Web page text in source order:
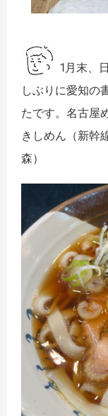
1月末、
しぶりに愛知の
たです。 名古屋
きしめん（新幹
森）